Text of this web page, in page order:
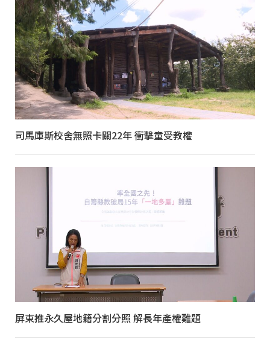
司馬庫斯校舍無照卡關22年 衝擊童受教權
屏東推永久屋地籍分割分照 解長年產權難題